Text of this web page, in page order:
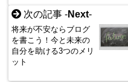
次の記事 -Next-
将来が不安ならブログ
を書こう！今と未来の
自分を助ける3つのメリ
ット